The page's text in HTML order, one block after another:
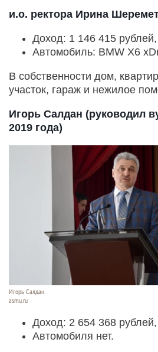
и.о. ректора Ирина
Доход: 1 146 415 рублей,
Автомобиль: BMW X6
В собственности дом,
участок, гараж и нежилое
Игорь Салдан (руководил
2019 года)
Игорь Салдан.
asmu.ru
Доход: 2 654 368 рублей,
Автомобиля нет.